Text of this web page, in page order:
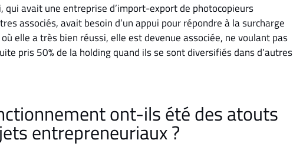
qui avait une entreprise d’import-export de photocopieurs
associés, avait besoin d’un appui pour répondre à la surcharge
elle a très bien réussi, elle est devenue associée, ne voulant pas
pris 50% de la holding quand ils se sont diversifiés dans d’autres
ont-ils été des atouts
entrepreneuriaux ?